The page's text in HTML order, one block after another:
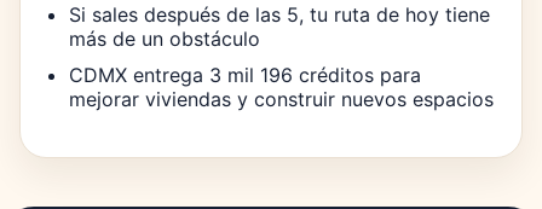
Si sales después de las 5, tu ruta de hoy tiene
más de un obstáculo
CDMX entrega 3 mil 196 créditos para
mejorar viviendas y construir nuevos espacios